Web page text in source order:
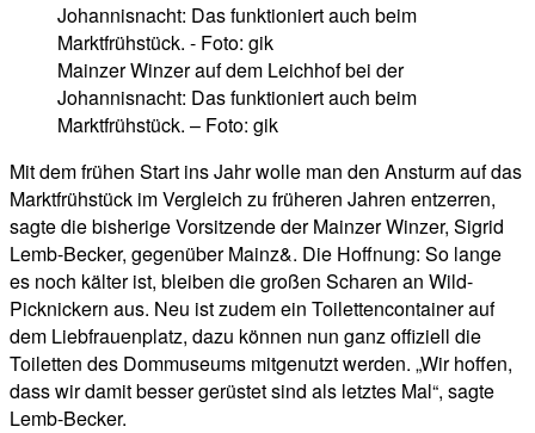
Mainzer Winzer auf dem Leichhof bei der
Johannisnacht: Das funktioniert auch beim
Marktfrühstück. – Foto: gik
Mit dem frühen Start ins Jahr wolle man den Ansturm auf das
Marktfrühstück im Vergleich zu früheren Jahren entzerren,
sagte die bisherige Vorsitzende der Mainzer Winzer, Sigrid
Lemb-Becker, gegenüber Mainz&. Die Hoffnung: So lange
es noch kälter ist, bleiben die großen Scharen an Wild-
Picknickern aus. Neu ist zudem ein Toilettencontainer auf
dem Liebfrauenplatz, dazu können nun ganz offiziell die
Toiletten des Dommuseums mitgenutzt werden. „Wir hoffen,
dass wir damit besser gerüstet sind als letztes Mal“, sagte
Lemb-Becker.